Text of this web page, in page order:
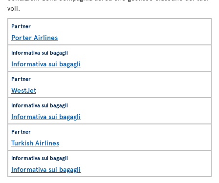
voli.
Porter Airlines
Informativa sui bagagli
WestJet
Informativa sui bagagli
Turkish Airlines
Informativa sui bagagli